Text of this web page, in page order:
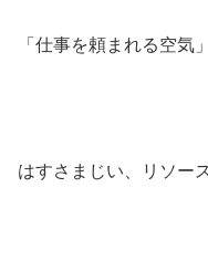
「仕事を頼まれる空気」
はすさまじい、リソー